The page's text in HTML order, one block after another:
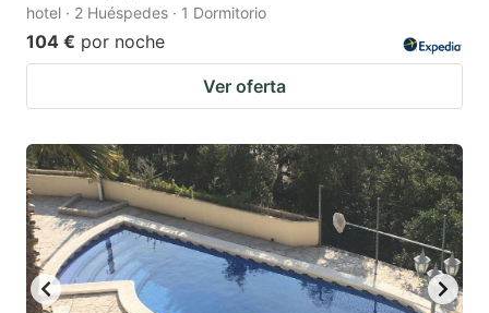
hotel · 2 Huéspedes · 1 Dormitorio
104 € por noche
Ver oferta